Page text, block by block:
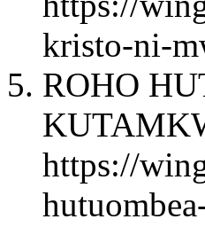
kristo-ni-
ROHO
https://